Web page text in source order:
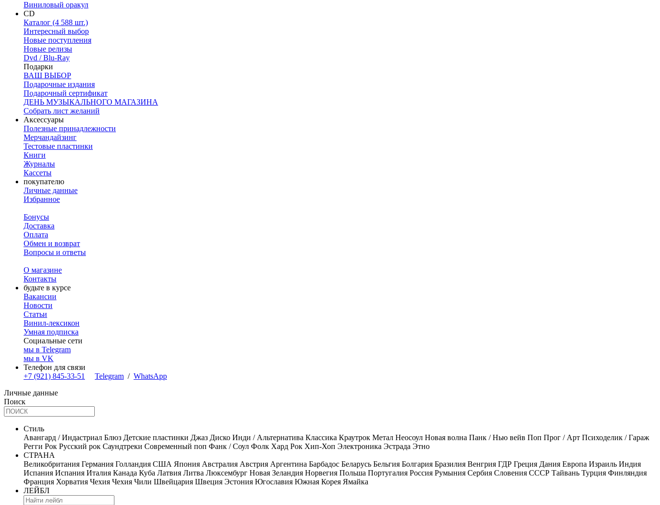
Виниловый оракул
CD
Каталог (4 588 шт.)
Интересный выбор
Новые поступления
Новые релизы
Dvd / Blu-Ray
Подарки
ВАШ ВЫБОР
Подарочные издания
Подарочный сертификат
ДЕНЬ МУЗЫКАЛЬНОГО МАГАЗИНА
Собрать лист желаний
Аксессуары
Полезные принадлежности
Мерчандайзинг
Тестовые пластинки
Книги
Журналы
Кассеты
покупателю
Личные данные
Избранное
Бонусы
Доставка
Оплата
Обмен и возврат
Вопросы и ответы
О магазине
Контакты
будьте в курсе
Вакансии
Новости
Статьи
Винил-лексикон
Умная подписка
Социальные сети
мы в Telegram
мы в VK
Телефон для связи
+7 (921) 845-33-51
Telegram / WhatsApp
Личные данные
Поиск
Стиль
Авангард / Индастриал Блюз Детские пластинки Джаз Диско Инди / Альтернатива Классика Краутрок Метал Неосоул Новая волна Панк / Нью вейв Поп Прог / Арт Психоделик / Гараж
Регги Рок Русский рок Саундтреки Современный поп Фанк / Соул Фолк Хард Рок Хип-Хоп Электроника Эстрада Этно
СТРАНА
Великобритания Германия Голландия США Япония Австралия Австрия Аргентина Барбадос Беларусь Бельгия Болгария Бразилия Венгрия ГДР Греция Дания Европа Израиль Индия
Испания Испания Италия Канада Куба Латвия Литва Люксембург Новая Зеландия Норвегия Польша Португалия Россия Румыния Сербия Словения СССР Тайвань Турция Финляндия
Франция Хорватия Чехия Чехия Чили Швейцария Швеция Эстония Югославия Южная Корея Ямайка
ЛЕЙБЛ